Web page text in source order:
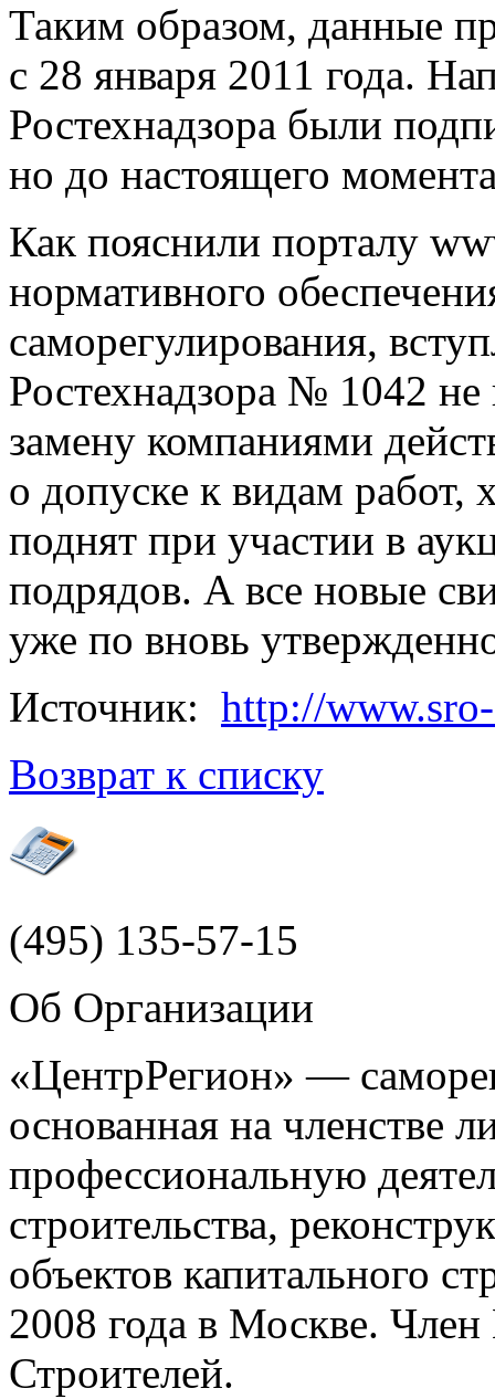
Таким образом, данные
с 28 января 2011 года.
Ростехнадзора были
но до настоящего
Как пояснили порталу
нормативного
саморегулирования,
Ростехнадзора № 1042 не
замену компаниями
о допуске к видам работ,
поднят при участии в
подрядов. А все новые
уже по вновь
Источник: http://
Возврат к списку
(495) 135-57-15
Об Организации
«ЦентрРегион» —
основанная на членстве
профессиональную
строительства,
объектов капитального
2008 года в Москве.
Строителей.